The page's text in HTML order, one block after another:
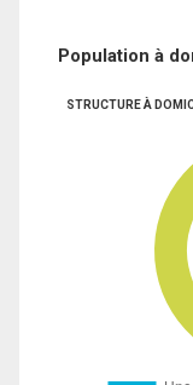
Population à
STRUCTURE À